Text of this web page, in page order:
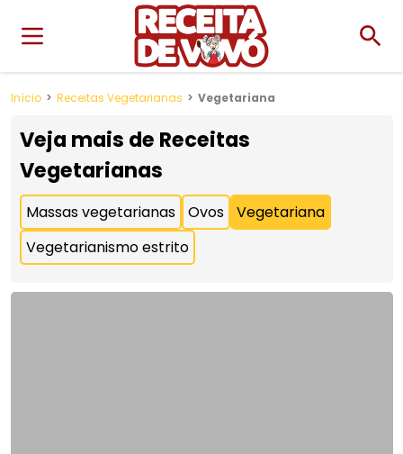
Início Receitas Vegetarianas Vegetariana
Veja mais de Receitas
Vegetarianas
Massas vegetarianas Ovos
Vegetariana
Vegetarianismo estrito